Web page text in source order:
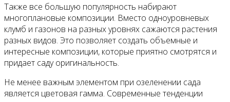
Также все большую популярность набирают
многоплановые композиции. Вместо одноуровневых
клумб и газонов на разных уровнях сажаются растения
разных видов. Это позволяет создать объемные и
интересные композиции, которые приятно смотрятся и
придает саду оригинальность.
Не менее важным элементом при озеленении сада
является цветовая гамма. Современные тенденции